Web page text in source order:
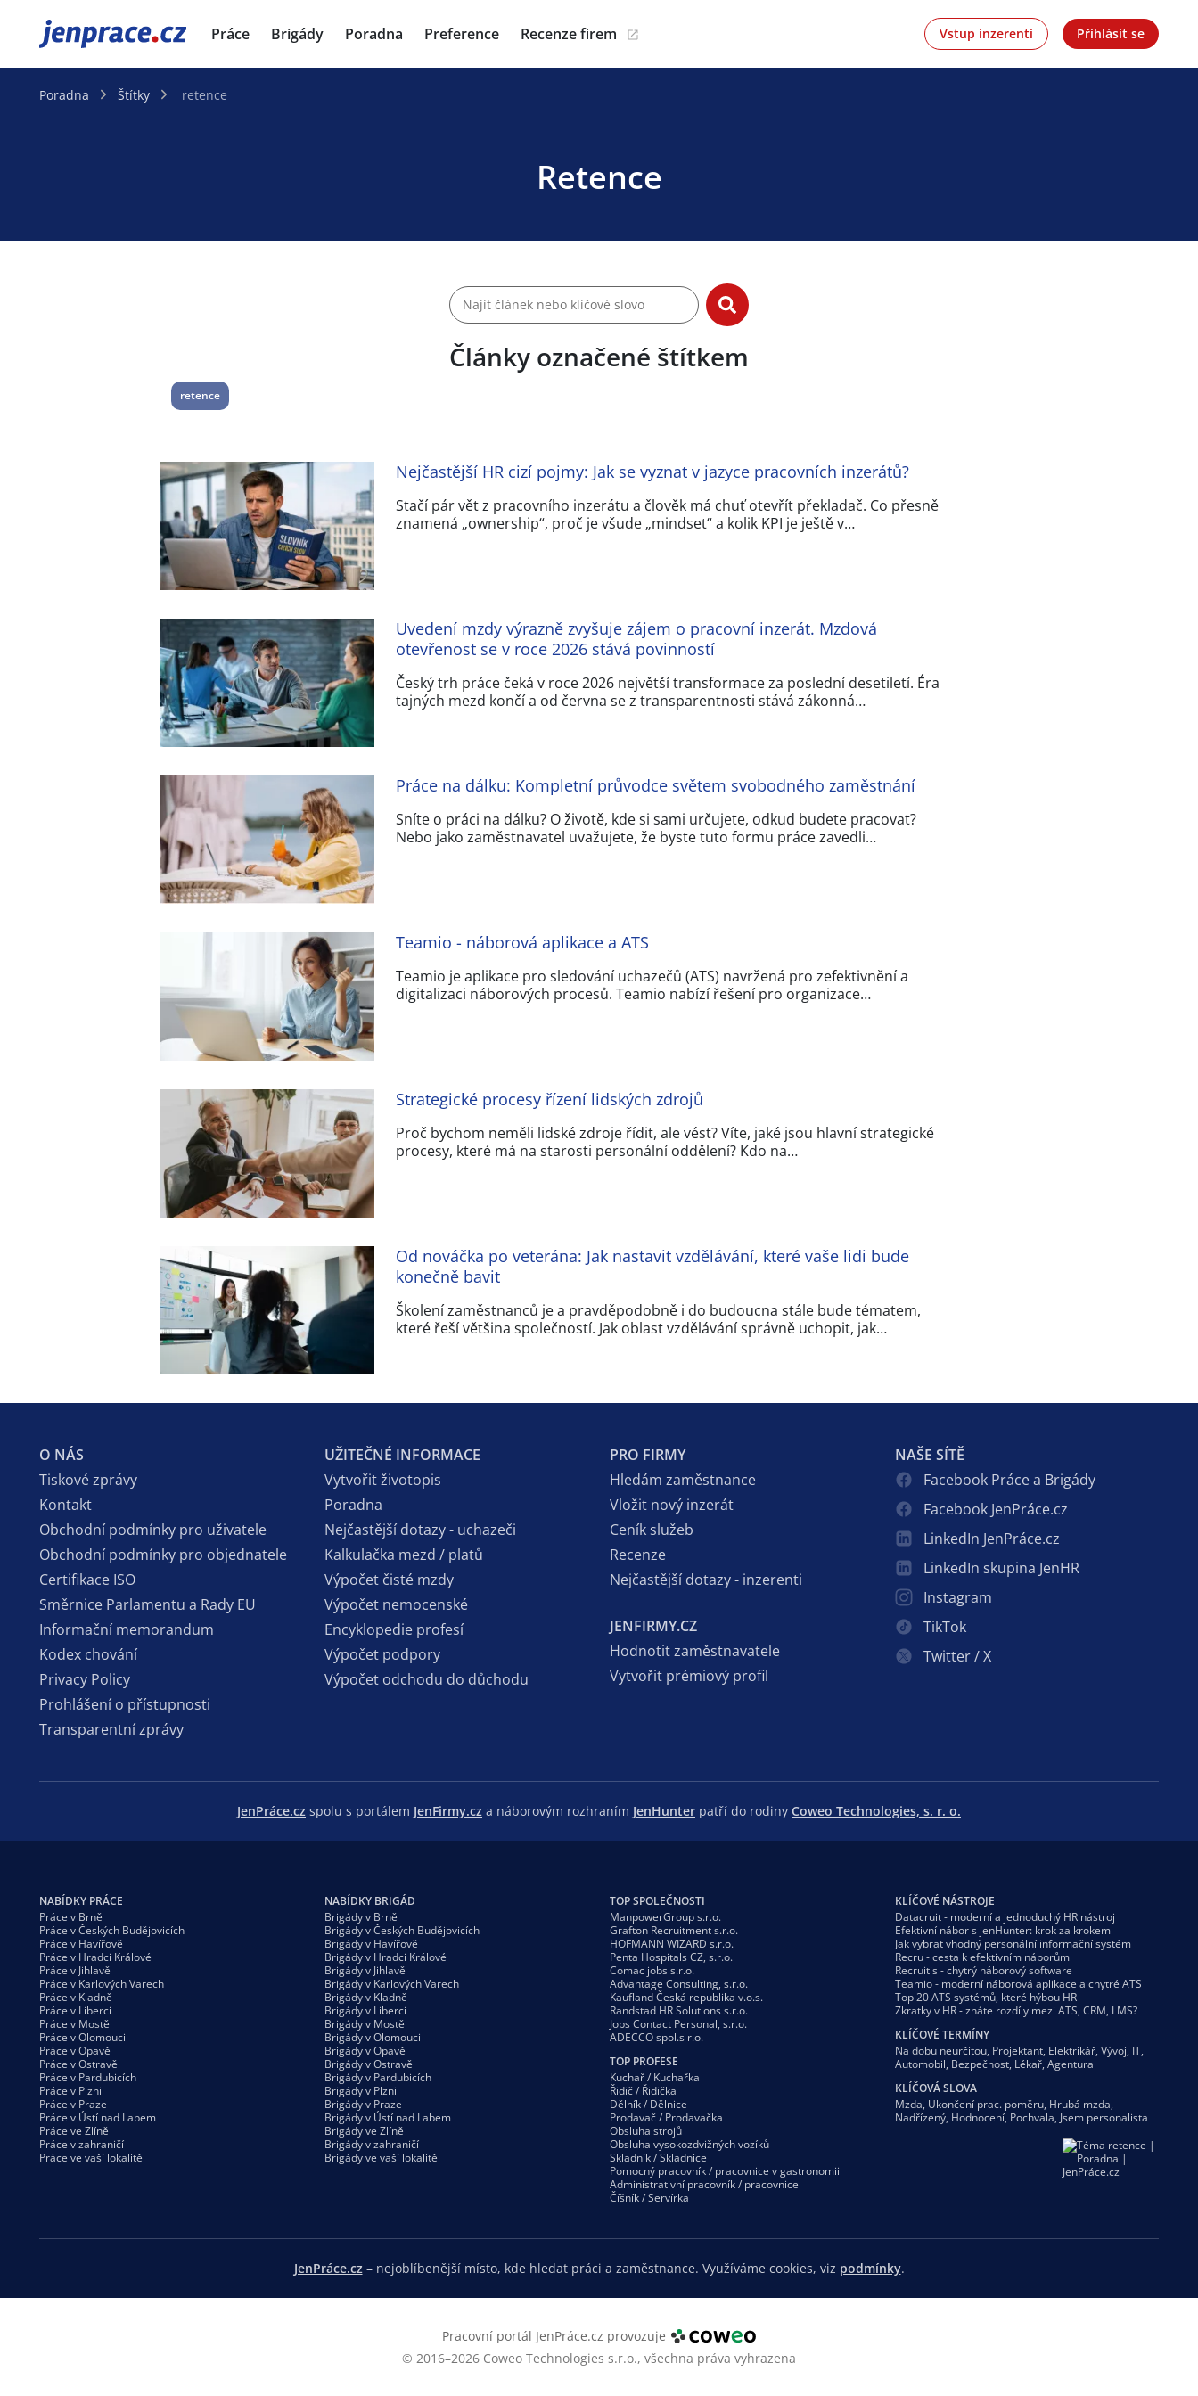
JenPráce.cz Práce Brigády Poradna Preference Recenze firem Vstup inzerenti Přihlásit se
Poradna Štítky retence
Retence
Články označené štítkem
retence
Nejčastější HR cizí pojmy: Jak se vyznat v jazyce pracovních inzerátů?
Stačí pár vět z pracovního inzerátu a člověk má chuť otevřít překladač. Co přesně
znamená „ownership“, proč je všude „mindset“ a kolik KPI je ještě v…
Uvedení mzdy výrazně zvyšuje zájem o pracovní inzerát. Mzdová
otevřenost se v roce 2026 stává povinností
Český trh práce čeká v roce 2026 největší transformace za poslední desetiletí. Éra
tajných mezd končí a od června se z transparentnosti stává zákonná…
Práce na dálku: Kompletní průvodce světem svobodného zaměstnání
Sníte o práci na dálku? O životě, kde si sami určujete, odkud budete pracovat?
Nebo jako zaměstnavatel uvažujete, že byste tuto formu práce zavedli…
Teamio - náborová aplikace a ATS
Teamio je aplikace pro sledování uchazečů (ATS) navržená pro zefektivnění a
digitalizaci náborových procesů. Teamio nabízí řešení pro organizace…
Strategické procesy řízení lidských zdrojů
Proč bychom neměli lidské zdroje řídit, ale vést? Víte, jaké jsou hlavní strategické
procesy, které má na starosti personální oddělení? Kdo na…
Od nováčka po veterána: Jak nastavit vzdělávání, které vaše lidi bude
konečně bavit
Školení zaměstnanců je a pravděpodobně i do budoucna stále bude tématem,
které řeší většina společností. Jak oblast vzdělávání správně uchopit, jak…
O NÁS
Tiskové zprávy
Kontakt
Obchodní podmínky pro uživatele
Obchodní podmínky pro objednatele
Certifikace ISO
Směrnice Parlamentu a Rady EU
Informační memorandum
Kodex chování
Privacy Policy
Prohlášení o přístupnosti
Transparentní zprávy
UŽITEČNÉ INFORMACE
Vytvořit životopis
Poradna
Nejčastější dotazy - uchazeči
Kalkulačka mezd / platů
Výpočet čisté mzdy
Výpočet nemocenské
Encyklopedie profesí
Výpočet podpory
Výpočet odchodu do důchodu
PRO FIRMY
Hledám zaměstnance
Vložit nový inzerát
Ceník služeb
Recenze
Nejčastější dotazy - inzerenti
JENFIRMY.CZ
Hodnotit zaměstnavatele
Vytvořit prémiový profil
NAŠE SÍTĚ
Facebook Práce a Brigády
Facebook JenPráce.cz
LinkedIn JenPráce.cz
LinkedIn skupina JenHR
Instagram
TikTok
Twitter / X
JenPráce.cz spolu s portálem JenFirmy.cz a náborovým rozhraním JenHunter patří do rodiny Coweo Technologies, s. r. o.
NABÍDKY PRÁCE
Práce v Brně
Práce v Českých Budějovicích
Práce v Havířově
Práce v Hradci Králové
Práce v Jihlavě
Práce v Karlových Varech
Práce v Kladně
Práce v Liberci
Práce v Mostě
Práce v Olomouci
Práce v Opavě
Práce v Ostravě
Práce v Pardubicích
Práce v Plzni
Práce v Praze
Práce v Ústí nad Labem
Práce ve Zlíně
Práce v zahraničí
Práce ve vaší lokalitě
NABÍDKY BRIGÁD
Brigády v Brně
Brigády v Českých Budějovicích
Brigády v Havířově
Brigády v Hradci Králové
Brigády v Jihlavě
Brigády v Karlových Varech
Brigády v Kladně
Brigády v Liberci
Brigády v Mostě
Brigády v Olomouci
Brigády v Opavě
Brigády v Ostravě
Brigády v Pardubicích
Brigády v Plzni
Brigády v Praze
Brigády v Ústí nad Labem
Brigády ve Zlíně
Brigády v zahraničí
Brigády ve vaší lokalitě
TOP SPOLEČNOSTI
ManpowerGroup s.r.o.
Grafton Recruitment s.r.o.
HOFMANN WIZARD s.r.o.
Penta Hospitals CZ, s.r.o.
Comac jobs s.r.o.
Advantage Consulting, s.r.o.
Kaufland Česká republika v.o.s.
Randstad HR Solutions s.r.o.
Jobs Contact Personal, s.r.o.
ADECCO spol.s r.o.
TOP PROFESE
Kuchař / Kuchařka
Řidič / Řidička
Dělník / Dělnice
Prodavač / Prodavačka
Obsluha strojů
Obsluha vysokozdvižných vozíků
Skladník / Skladnice
Pomocný pracovník / pracovnice v gastronomii
Administrativní pracovník / pracovnice
Číšník / Servírka
KLÍČOVÉ NÁSTROJE
Datacruit - moderní a jednoduchý HR nástroj
Efektivní nábor s jenHunter: krok za krokem
Jak vybrat vhodný personální informační systém
Recru - cesta k efektivním náborům
Recruitis - chytrý náborový software
Teamio - moderní náborová aplikace a chytré ATS
Top 20 ATS systémů, které hýbou HR
Zkratky v HR - znáte rozdíly mezi ATS, CRM, LMS?
KLÍČOVÉ TERMÍNY
Na dobu neurčitou, Projektant, Elektrikář, Vývoj, IT,
Automobil, Bezpečnost, Lékař, Agentura
KLÍČOVÁ SLOVA
Mzda, Ukončení prac. poměru, Hrubá mzda,
Nadřízený, Hodnocení, Pochvala, Jsem personalista
JenPráce.cz– nejoblíbenější místo, kde hledat práci a zaměstnance. Využíváme cookies, viz podmínky.
Pracovní portál JenPráce.cz provozuje
© 2016–2026 Coweo Technologies s.r.o., všechna práva vyhrazena